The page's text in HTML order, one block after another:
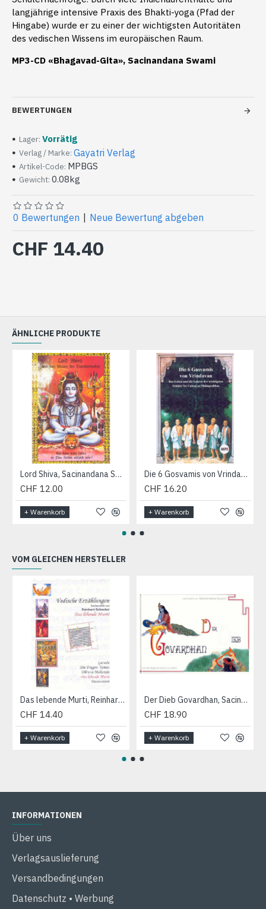
langjährige intensive Praxis des Bhakti-yoga (Pfad der
Hingabe) wurde er zu einer der wichtigsten Autoritäten
des vedischen Wissens im europäischen Raum.
MP3-CD «Bhagavad-Gita», Sacinandana Swami
BEWERTUNGEN
Lager: Vorrätig
Verlag / Marke: Gayatri Verlag
Artikel-Code: MPBGS
Gewicht: 0.08kg
0 Bewertungen Neue Bewertung abgeben
CHF 14.40
ÄHNLICHE PRODUKTE
Lord Shiva, Sacinandana Swami (Audio-CD)
CHF 12.00
+ Warenkorb
Die 6 Gosvamis von Vrindavan, Sacinandana Swami (MP3-CD)
CHF 16.20
+ Warenkorb
VOM GLEICHEN HERSTELLER
Das lebende Murti, Reinhard Schacker (Audio-CD)
CHF 14.40
+ Warenkorb
Der Dieb Govardhan, Sacinandana Swami
CHF 18.90
+ Warenkorb
INFORMATIONEN
Über uns
Verlagsauslieferung
Versandbedingungen
Datenschutz • Werbung